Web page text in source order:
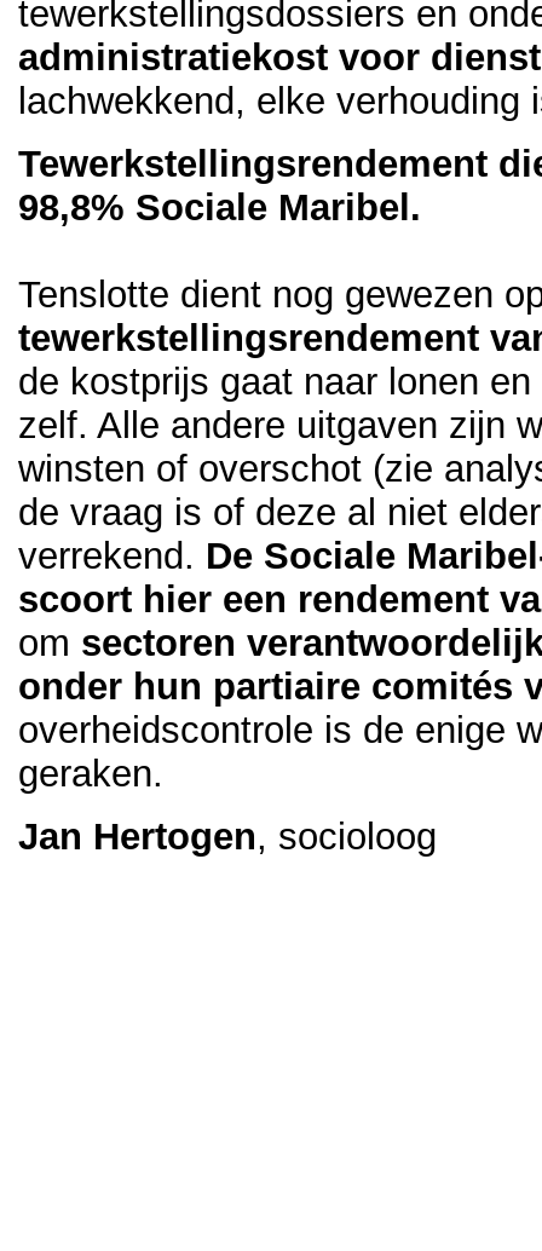
tewerkstellingsdossiers en
administratiekost voor
lachwekkend, elke verhouding
Tewerkstellingsrendement
98,8% Sociale Maribel.
Tenslotte dient nog gewezen
tewerkstellingsrendement
de kostprijs gaat naar lonen
zelf. Alle andere uitgaven zijn
winsten of overschot (zie
de vraag is of deze al niet
verrekend. De Sociale
scoort hier een rendement
om sectoren
onder hun partiaire comités
overheidscontrole is de enige
geraken.
Jan Hertogen, socioloog